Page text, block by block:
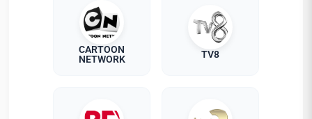
CARTOON
NETWORK
TV8